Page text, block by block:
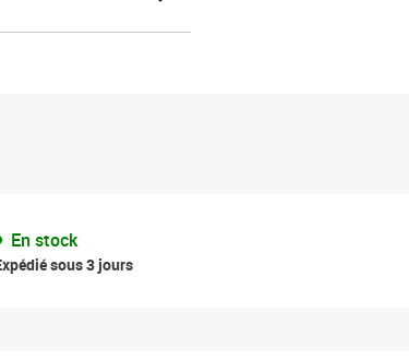
En stock
sous 3 jours